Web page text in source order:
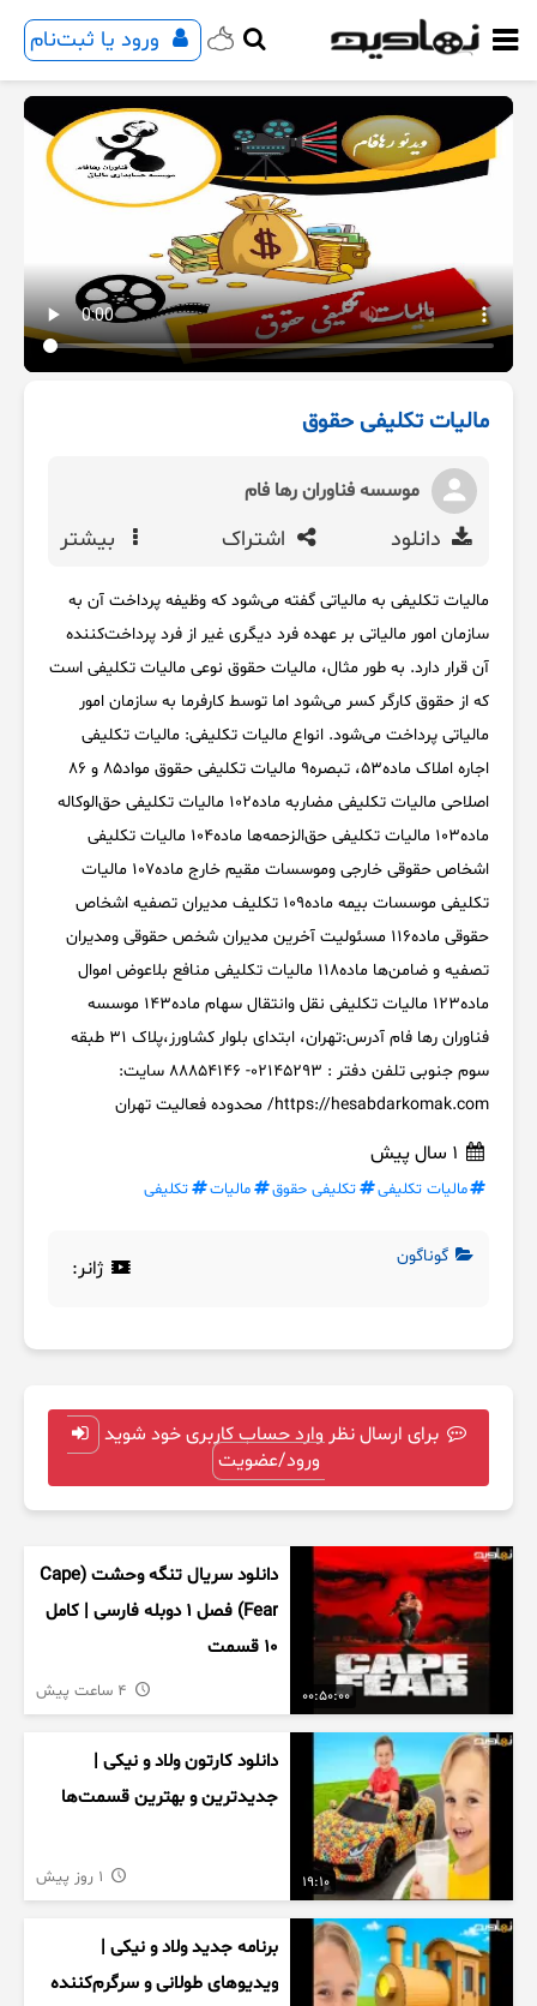
ورود یا ثبت‌نام
مالیات تکلیفی حقوق
موسسه فناوران رها فام
دانلود اشتراک بیشتر
مالیات تکلیفی به مالیاتی گفته می‌شود که وظیفه پرداخت آن به
سازمان امور مالیاتی بر عهده فرد دیگری غیر از فرد پرداخت‌کننده
آن قرار دارد. به طور مثال، مالیات حقوق نوعی مالیات تکلیفی است
که از حقوق کارگر کسر می‌شود اما توسط کارفرما به سازمان امور
مالیاتی پرداخت می‌شود. انواع مالیات تکلیفی: مالیات تکلیفی
اجاره املاک ماده53، تبصره9 مالیات تکلیفی حقوق مواد85 و 86
اصلاحی مالیات تکلیفی مضاربه ماده102 مالیات تکلیفی حق‌الوکاله
ماده103 مالیات تکلیفی حق‌الزحمه‌ها ماده104 مالیات تکلیفی
اشخاص حقوقی خارجی وموسسات مقیم خارج ماده107 مالیات
تکلیفی موسسات بیمه ماده109 تکلیف مدیران تصفیه اشخاص
حقوقی ماده116 مسئولیت آخرین مدیران شخص حقوقی ومدیران
تصفیه و ضامن‌ها ماده118 مالیات تکلیفی منافع بلاعوض اموال
ماده123 مالیات تکلیفی نقل وانتقال سهام ماده143 موسسه
فناوران رها فام آدرس:تهران، ابتدای بلوار کشاورز،پلاک 31 طبقه
سوم جنوبی تلفن دفتر : 02145293- 88854146 سایت:
https://hesabdarkomak.com/ محدوده فعالیت تهران
مالیات تکلیفی تکلیفی حقوق مالیات تکلیفی
گوناگون ژانر:
برای ارسال نظر وارد حساب کاربری خود شوید
ورود/عضویت
00:50:00
دانلود سریال تنگه وحشت (Cape
Fear) فصل ۱ دوبله فارسی | کامل
۱۰ قسمت
19:10
دانلود کارتون ولاد و نیکی |
جدیدترین و بهترین قسمت‌ها
برنامه جدید ولاد و نیکی |
ویدیوهای طولانی و سرگرم‌کننده